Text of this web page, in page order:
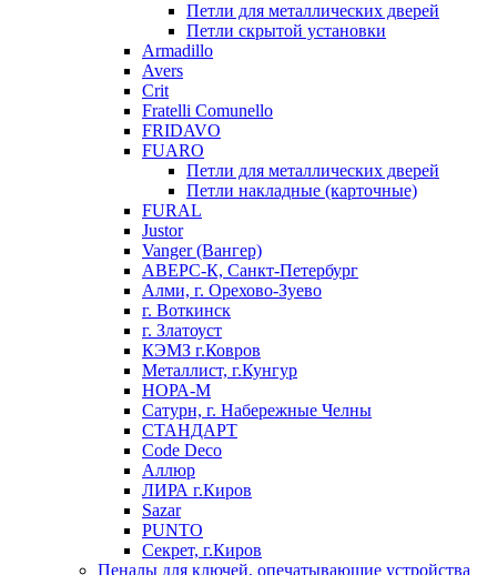
Петли для металлических дверей
Петли скрытой установки
Armadillo
Avers
Crit
Fratelli Comunello
FRIDAVO
FUARO
Петли для металлических дверей
Петли накладные (карточные)
FURAL
Justor
Vanger (Вангер)
АВЕРС-К, Санкт-Петербург
Алми, г. Орехово-Зуево
г. Воткинск
г. Златоуст
КЭМЗ г.Ковров
Металлист, г.Кунгур
НОРА-М
Сатурн, г. Набережные Челны
СТАНДАРТ
Code Deco
Аллюр
ЛИРА г.Киров
Sazar
PUNTO
Секрет, г.Киров
Пеналы для ключей, опечатывающие устройства